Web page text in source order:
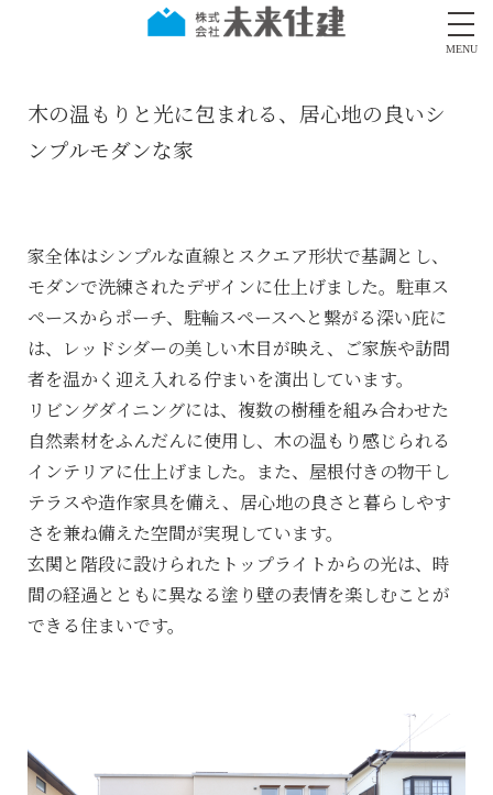
MENU
木の温もりと光に包まれる、居心地の良いシ
ンプルモダンな家
家全体はシンプルな直線とスクエア形状で基調とし、
モダンで洗練されたデザインに仕上げました。駐車ス
ペースからポーチ、駐輪スペースへと繋がる深い庇に
は、レッドシダーの美しい木目が映え、ご家族や訪問
者を温かく迎え入れる佇まいを演出しています。
リビングダイニングには、複数の樹種を組み合わせた
自然素材をふんだんに使用し、木の温もり感じられる
インテリアに仕上げました。また、屋根付きの物干し
テラスや造作家具を備え、居心地の良さと暮らしやす
さを兼ね備えた空間が実現しています。
玄関と階段に設けられたトップライトからの光は、時
間の経過とともに異なる塗り壁の表情を楽しむことが
できる住まいです。